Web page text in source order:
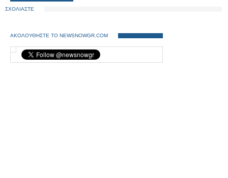
ΣΧΟΛΙΑΣΤΕ
ΑΚΟΛΟΥΘΗΣΤΕ ΤΟ NEWSNOWGR.COM